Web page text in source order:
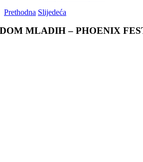
Prethodna Slijedeća
DOM MLADIH – PHOENIX